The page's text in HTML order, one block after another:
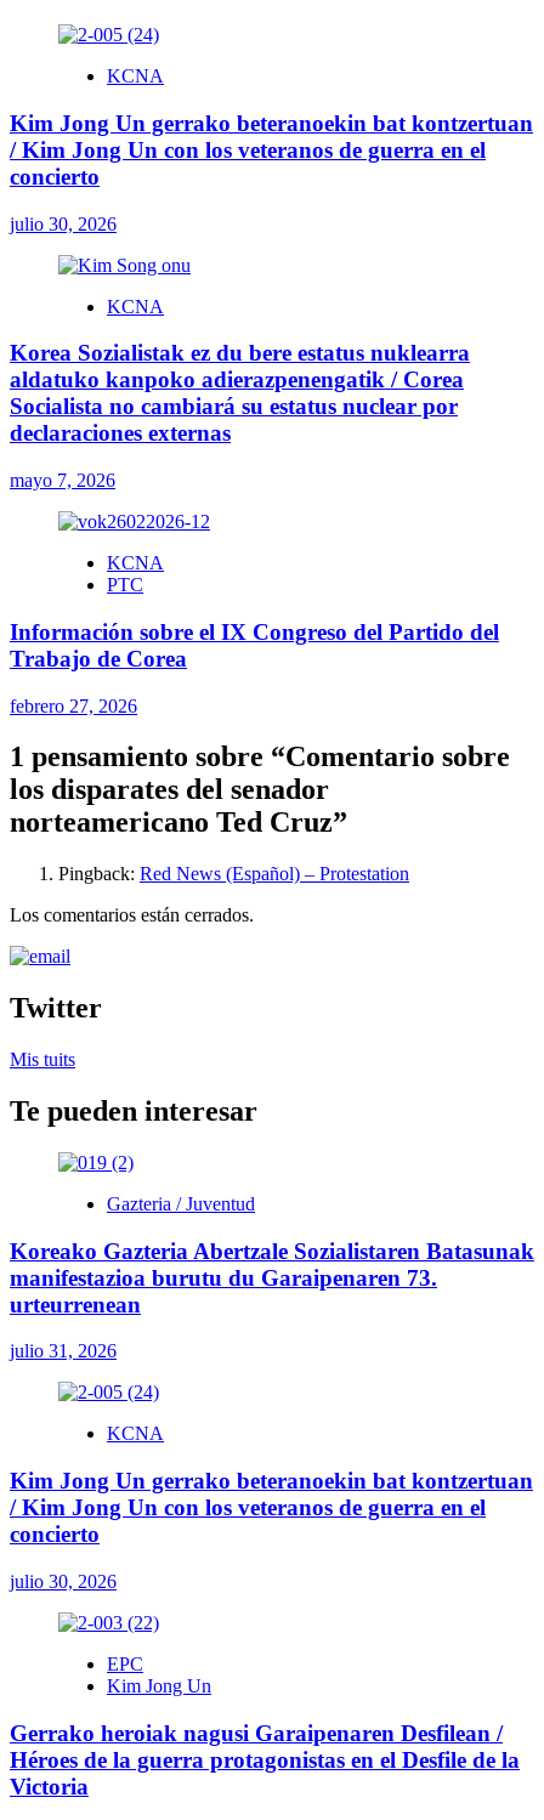
KCNA
Kim Jong Un gerrako beteranoekin bat kontzertuan
/ Kim Jong Un con los veteranos de guerra en el
concierto
julio 30, 2026
KCNA
Korea Sozialistak ez du bere estatus nuklearra
aldatuko kanpoko adierazpenengatik / Corea
Socialista no cambiará su estatus nuclear por
declaraciones externas
mayo 7, 2026
KCNA
PTC
Información sobre el IX Congreso del Partido del
Trabajo de Corea
febrero 27, 2026
1 pensamiento sobre “Comentario sobre
los disparates del senador
norteamericano Ted Cruz”
Pingback: Red News (Español) – Protestation
Los comentarios están cerrados.
Twitter
Mis tuits
Te pueden interesar
Gazteria / Juventud
Koreako Gazteria Abertzale Sozialistaren Batasunak
manifestazioa burutu du Garaipenaren 73.
urteurrenean
julio 31, 2026
KCNA
Kim Jong Un gerrako beteranoekin bat kontzertuan
/ Kim Jong Un con los veteranos de guerra en el
concierto
julio 30, 2026
EPC
Kim Jong Un
Gerrako heroiak nagusi Garaipenaren Desfilean /
Héroes de la guerra protagonistas en el Desfile de la
Victoria